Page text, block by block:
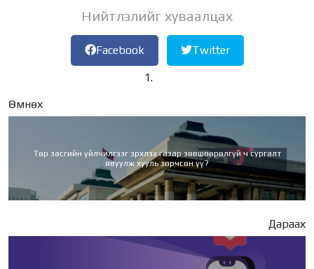
Нийтлэлийг хуваалцах
Facebook Twitter
Өмнөх
Төр засгийн үйлчилгээг эрхлэх газар зөвшөөрөлгүй ч сургалт
явуулж хууль зөрчсөн үү?
Дараах